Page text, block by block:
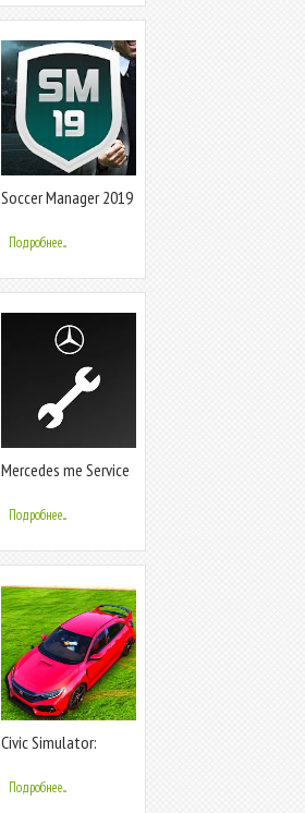
Soccer Manager 2019
Management Game
Подробнее...
Mercedes me Service
Подробнее...
Civic Simulator:
Подробнее...